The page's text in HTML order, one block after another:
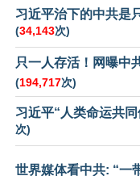
习近平治下的中共是
(34,143次)
只一人存活！网曝中
(194,717次)
习近平“人类命运共
次)
世界媒体看中共: “一